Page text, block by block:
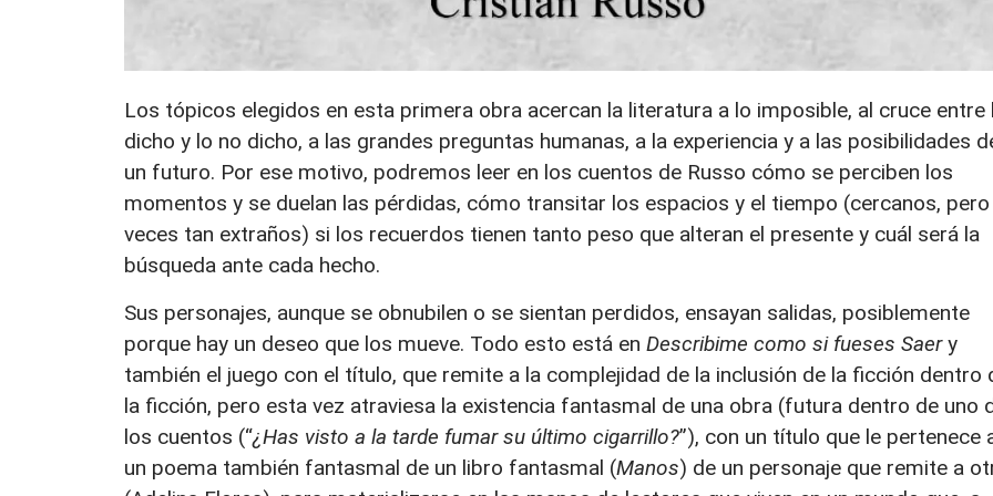
Los tópicos elegidos en esta primera obra acercan la literatura a lo imposible, al cruce entre
dicho y lo no dicho, a las grandes preguntas humanas, a la experiencia y a las posibilidades
un futuro. Por ese motivo, podremos leer en los cuentos de Russo cómo se perciben los
momentos y se duelan las pérdidas, cómo transitar los espacios y el tiempo (cercanos,
veces tan extraños) si los recuerdos tienen tanto peso que alteran el presente y cuál será la
búsqueda ante cada hecho.
Sus personajes, aunque se obnubilen o se sientan perdidos, ensayan salidas, posiblemente
porque hay un deseo que los mueve. Todo esto está en Describime como si fueses Saery
también el juego con el título, que remite a la complejidad de la inclusión de la ficción dentro
la ficción, pero esta vez atraviesa la existencia fantasmal de una obra (futura dentro de uno
los cuentos (“¿Has visto a la tarde fumar su último cigarrillo?”), con un título que le pertenece
un poema también fantasmal de un libro fantasmal (Manos) de un personaje que remite a